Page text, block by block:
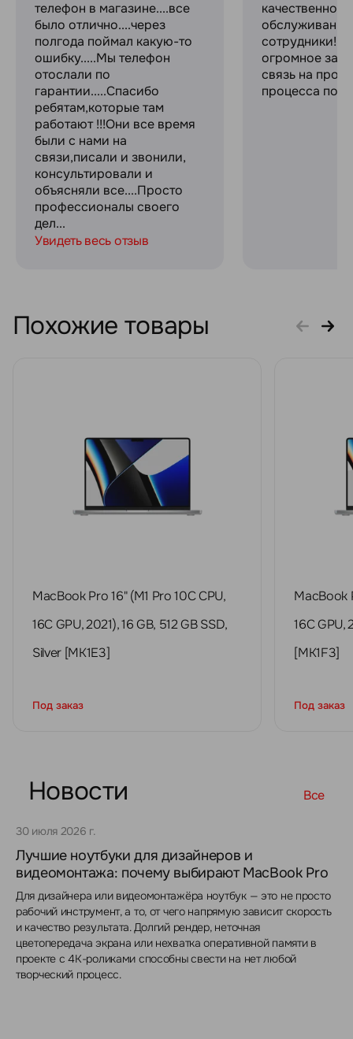
телефон в магазине....все
было отлично....через
полгода поймал какую-то
ошибку.....Мы телефон
отослали по
гарантии.....Спасибо
ребятам,которые там
работают !!!Они все время
были с нами на
связи,писали и звонили,
консультировали и
объясняли все....Просто
профессионалы своего
дел...
Увидеть весь отзыв
качественное
сотрудники!
огромное за
связь на
процесса
Похожие товары
MacBook Pro 16" (M1 Pro 10C CPU,
16C GPU, 2021), 16 GB, 512 GB SSD,
Silver [MK1E3]
Под заказ
MacBook
16C GPU,
[MK1F3]
Под заказ
Новости Все
30 июля 2026 г.
Лучшие ноутбуки для дизайнеров и
видеомонтажа: почему выбирают MacBook Pro
Для дизайнера или видеомонтажёра ноутбук — это не просто
рабочий инструмент, а то, от чего напрямую зависит скорость
и качество результата. Долгий рендер, неточная
цветопередача экрана или нехватка оперативной памяти в
проекте с 4K-роликами способны свести на нет любой
творческий процесс.